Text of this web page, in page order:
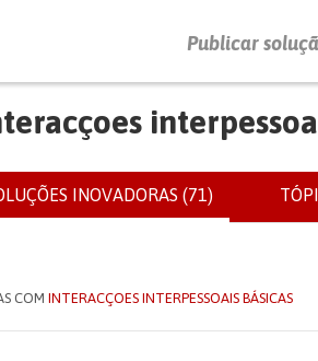
Publicar
PRESSIONE ENTER PARA PESQUISAR
INOVADORAS (71)(SEPARADOR
ATIVO)
COM INTERACÇOES INTERPESSOAIS BÁSICAS